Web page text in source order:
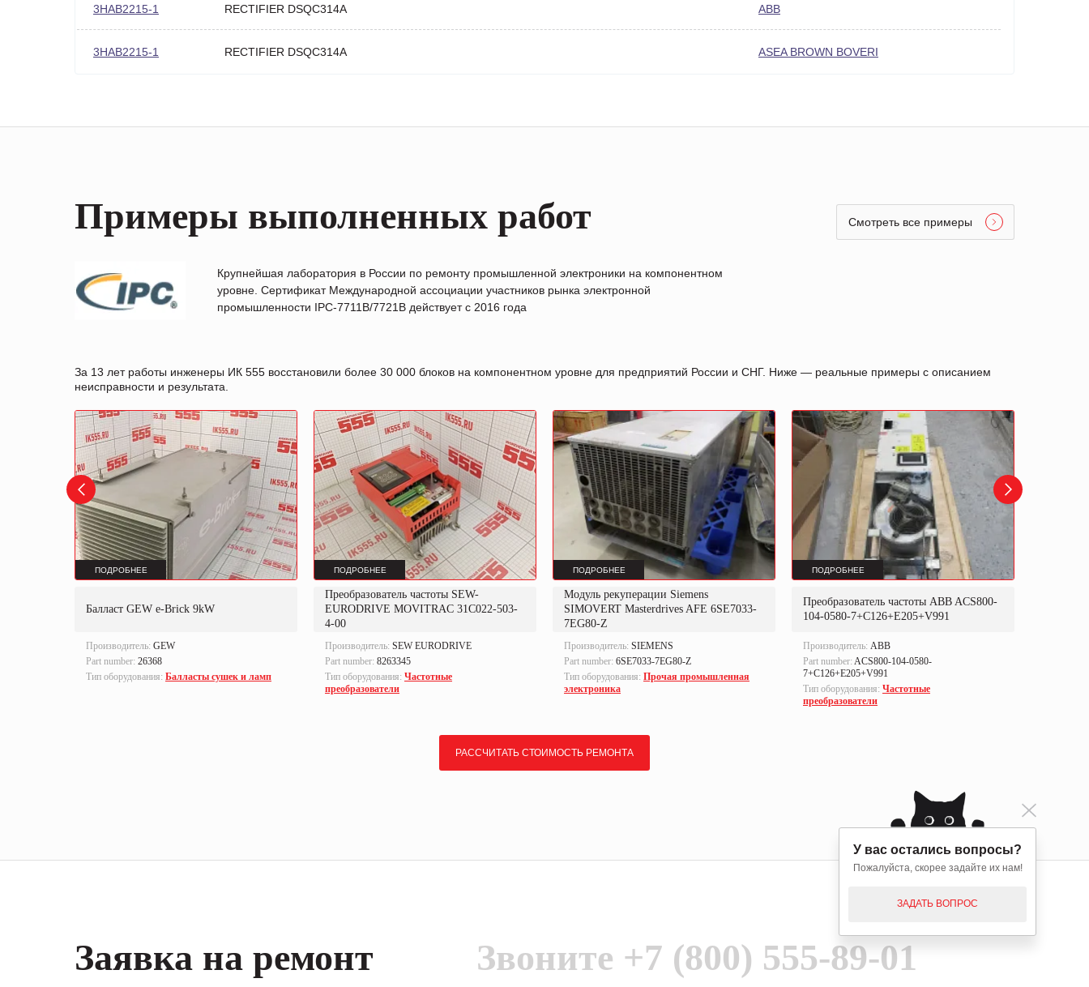
3HAB2215-1 RECTIFIER DSQC314A ABB
3HAB2215-1 RECTIFIER DSQC314A ASEA BROWN BOVERI
Примеры выполненных работ
Крупнейшая лаборатория в России по ремонту промышленной электроники на компонентном
уровне. Сертификат Международной ассоциации участников рынка электронной
промышленности IPC-7711B/7721B действует с 2016 года
Смотреть все примеры
За 13 лет работы инженеры ИК 555 восстановили более 30 000 блоков на компонентном уровне для предприятий России и СНГ. Ниже — реальные примеры с описанием
неисправности и результата.
ПОДРОБНЕЕ
Балласт GEW e-Brick 9kW
Производитель: GEW
Part number: 26368
Тип оборудования: Балласты сушек и ламп
ПОДРОБНЕЕ
Преобразователь частоты SEW-
EURODRIVE MOVITRAC 31C022-503-
4-00
Производитель: SEW EURODRIVE
Part number: 8263345
Тип оборудования: Частотные
преобразователи
ПОДРОБНЕЕ
Модуль рекуперации Siemens
SIMOVERT Masterdrives AFE 6SE7033-
7EG80-Z
Производитель: SIEMENS
Part number: 6SE7033-7EG80-Z
Тип оборудования: Прочая промышленная
электроника
ПОДРОБНЕЕ
Преобразователь частоты ABB ACS800-
104-0580-7+C126+E205+V991
Производитель: ABB
Part number: ACS800-104-0580-
7+C126+E205+V991
Тип оборудования: Частотные
преобразователи
РАССЧИТАТЬ СТОИМОСТЬ РЕМОНТА
Заявка на ремонт Звоните +7 (800) 555-89-01
У вас остались вопросы?
Пожалуйста, скорее задайте их нам!
ЗАДАТЬ ВОПРОС